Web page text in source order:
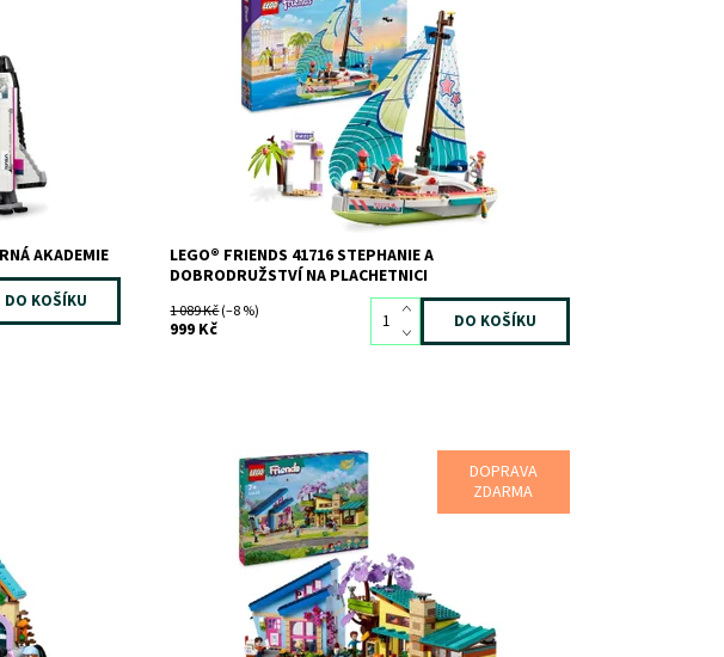
vědecky
jim umožní
AKADEMIE
Rozšiřte dětem horizonty s tímto pečlivě
propracovaným modelem lodi
Dostupnost:
Skladem3
11220
LEGO
LEGO® FRIENDS 41716 STEPHANIE A
DOBRODRUŽSTVÍ NA PLACHETNICI
1 089 Kč(–8 %)
999 Kč
7 let ke
DOPRAVA
ZDARMA
Olly a Paisley spolu rádi tráví čas – naštěstí bydlí hned
vedle sebe! Vydáte se k nim na návštěvu? Vychutnejte
si odpolední šálek čaje u Ollyho a prohlédněte si jeho
módní návrhy. Pak navštivte Paisley, u které si zahrajete
na kytaru. Prozkoumejte místnosti...
Dostupnost:
Skladem3
12387
LEGO